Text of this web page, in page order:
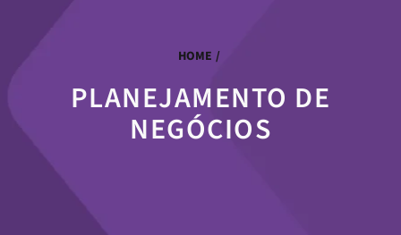
HOME /
PLANEJAMENTO DE
NEGÓCIOS